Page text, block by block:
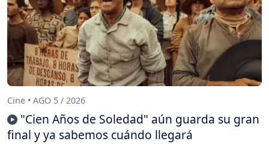
Cine • AGO 5 / 2026
"Cien Años de Soledad" aún guarda su gran
final y ya sabemos cuándo llegará